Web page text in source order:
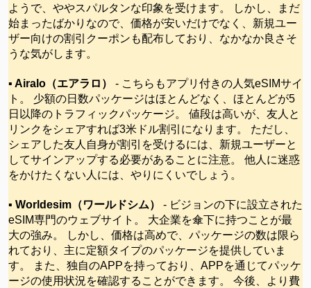
ようで、ややスパルタンな印象を受けます。 しかし、まだ
始まったばかりなので、価格が安いだけでなく、新規ユー
ザー向けの割引クーポンも配布しており、なかなか良さそ
うな気がします。
▪ Airalo（エアラロ）
- こちらもアプリ付きの人気eSIMサイ
ト。 少額の日数パッケージはほとんどなく、ほとんどが5
日以降のトラフィックパッケージ。 値段は高いが、友人と
リンクをシェアすれば3米ドル割引になります。 ただし、
シェアした友人自身が割引を受けるには、新規ユーザーと
してサインアップする必要があることに注意。 他人に迷惑
をかけたくない人には、やりにくいでしょう。
▪ Worldesim（ワールドシム）
- ビジョンの下に設立された
eSIM専門のウェブサイト。 大企業を傘下に持つことが最
大の強み。 しかし、価格は高めで、パッケージの数は限ら
れており、主に定額タイプのパッケージを提供していま
す。 また、独自のAPPを持っており、APPを通じてパッケ
ージの使用状況を確認することができます。 今後、より費